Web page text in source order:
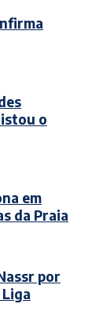
o
em
da Praia
por